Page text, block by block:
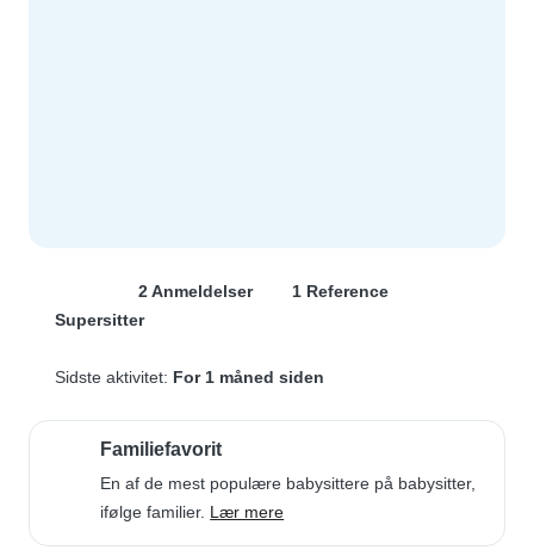
2 Anmeldelser
1 Reference
Supersitter
Sidste aktivitet: For 1 måned siden
Familiefavorit
En af de mest populære babysittere på babysitter,
ifølge familier. Lær mere